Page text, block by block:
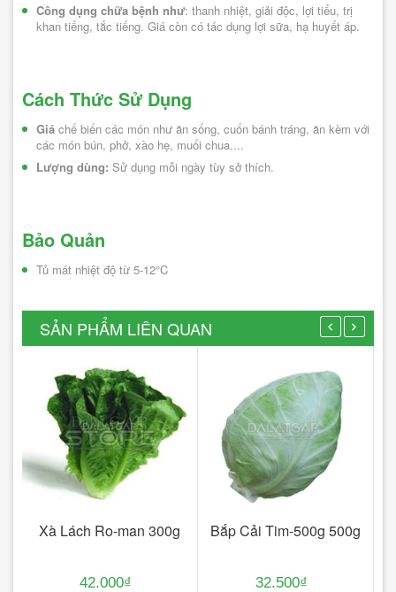
Công dụng chữa bệnh như: thanh nhiệt, giải độc, lợi tiểu, trị
khan tiếng, tắc tiếng. Giá còn có tác dụng lợi sữa, hạ huyết áp.
Cách Thức Sử Dụng
Giá chế biến các món như ăn sống, cuốn bánh tráng, ăn kèm với
các món bún, phở, xào hẹ, muối chua....
Lượng dùng: Sử dụng mỗi ngày tùy sở thích.
Bảo Quản
Tủ mát nhiệt độ từ 5-12°C
SẢN PHẨM LIÊN QUAN
Xà Lách Ro-man 300g
42.000₫
Bắp Cải Tim-500g 500g
32.500₫